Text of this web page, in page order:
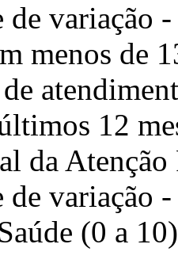
de variação
menos de
12
da
variação
(0 a 10)